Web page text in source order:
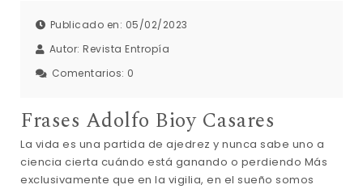
Publicado en: 05/02/2023
Autor: Revista Entropía
Comentarios: 0
Frases Adolfo Bioy Casares
La vida es una partida de ajedrez y nunca sabe uno a
ciencia cierta cuándo está ganando o perdiendo Más
exclusivamente que en la vigilia, en el sueño somos